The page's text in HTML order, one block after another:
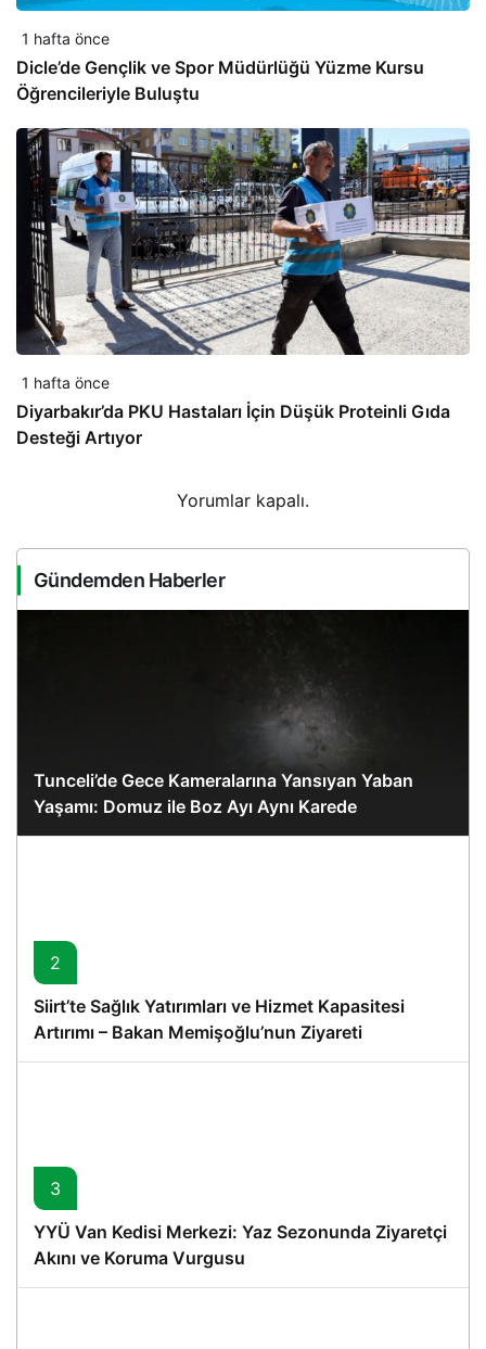
1 hafta önce
Dicle’de Gençlik ve Spor Müdürlüğü Yüzme Kursu
Öğrencileriyle Buluştu
1 hafta önce
Diyarbakır’da PKU Hastaları İçin Düşük Proteinli Gıda
Desteği Artıyor
Yorumlar kapalı.
Gündemden Haberler
Tunceli’de Gece Kameralarına Yansıyan Yaban
Yaşamı: Domuz ile Boz Ayı Aynı Karede
2
Siirt’te Sağlık Yatırımları ve Hizmet Kapasitesi
Artırımı – Bakan Memişoğlu’nun Ziyareti
3
YYÜ Van Kedisi Merkezi: Yaz Sezonunda Ziyaretçi
Akını ve Koruma Vurgusu